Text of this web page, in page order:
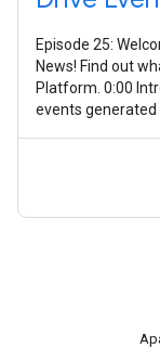
Episode 25:
News! Find out
Platform. 0:00
events generated